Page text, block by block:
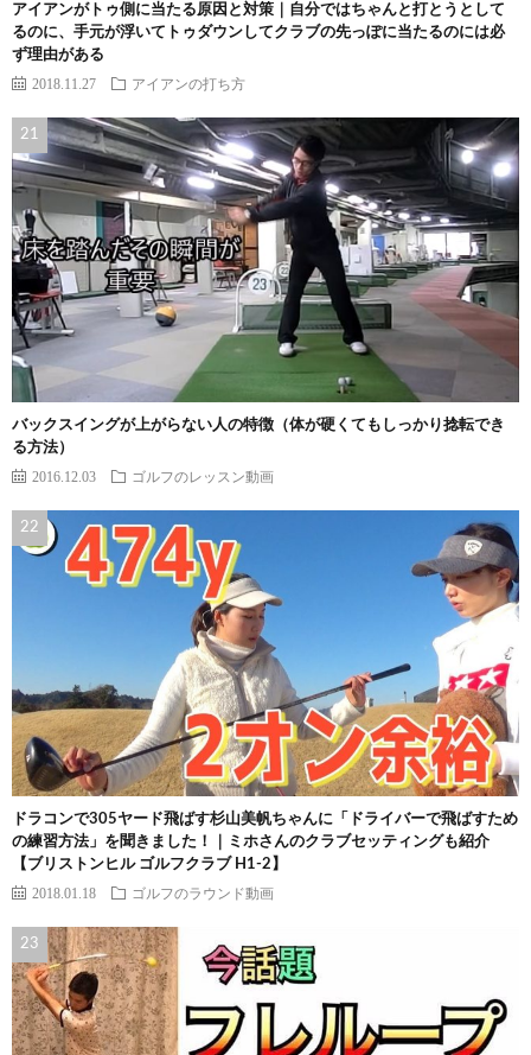
アイアンがトゥ側に当たる原因と対策｜自分ではちゃんと打とうとして
るのに、手元が浮いてトゥダウンしてクラブの先っぽに当たるのには必
ず理由がある
2018.11.27 アイアンの打ち方
バックスイングが上がらない人の特徴（体が硬くてもしっかり捻転でき
る方法）
2016.12.03 ゴルフのレッスン動画
ドラコンで305ヤード飛ばす杉山美帆ちゃんに「ドライバーで飛ばすため
の練習方法」を聞きました！｜ミホさんのクラブセッティングも紹介
【ブリストンヒル ゴルフクラブ H1-2】
2018.01.18 ゴルフのラウンド動画